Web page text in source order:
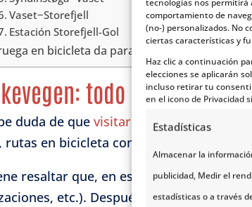
comportamiento de
(no-) personalizados. No
ciertas características y
Haz clic a continuación
elecciones se aplicarán
incluso retirar tu
en el icono de Privacidad
Estadísticas
Almacenar la
publicidad, Medir el
estadísticas o a través
Vaset−Storefjell
Estación Storefjell-Gol
en bicicleta da para mucho
todo un clásico
duda de que visitar Noruegaes una de
rutas en bicicleta como la de
resaltar que, en este
tour,no te
etc.). Después de todo,